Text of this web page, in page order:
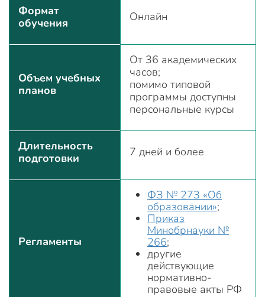
Формат
обучения
Онлайн
Объем учебных
планов
От 36 академических
часов;
помимо типовой
программы доступны
персональные курсы
Длительность
подготовки
7 дней и более
Регламенты
ФЗ № 273 «Об
образовании»;
Приказ
Минобрнауки №
266;
другие
действующие
нормативно-
правовые акты РФ